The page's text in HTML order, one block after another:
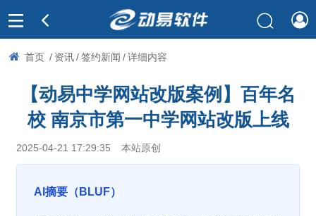
首页 / 资讯 / 签约新闻 / 详细内容
【动易中学网站改版案例】百年名
校 南京市第一中学网站改版上线
2025-04-21 17:29:35 本站原创
AI摘要（BLUF）